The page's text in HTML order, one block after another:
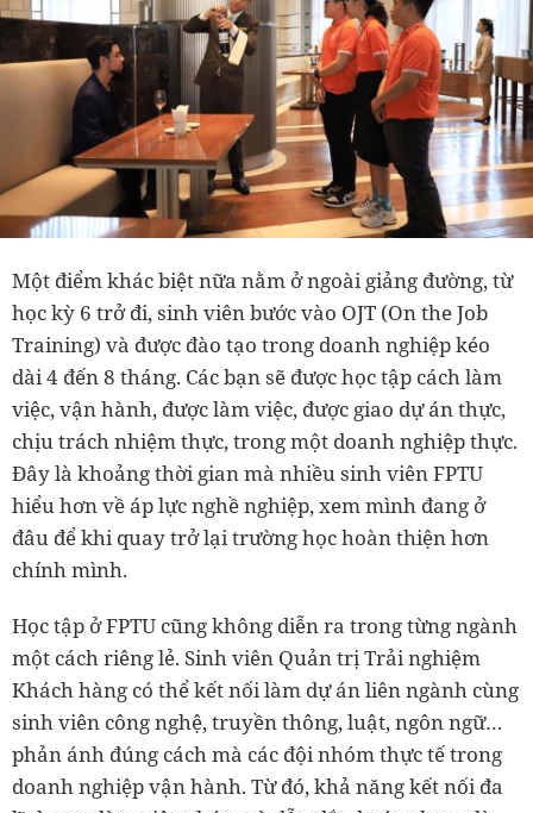
Một điểm khác biệt nữa nằm ở ngoài giảng đường, từ
học kỳ 6 trở đi, sinh viên bước vào OJT (On the Job
Training) và được đào tạo trong doanh nghiệp kéo
dài 4 đến 8 tháng. Các bạn sẽ được học tập cách làm
việc, vận hành, được làm việc, được giao dự án thực,
chịu trách nhiệm thực, trong một doanh nghiệp thực.
Đây là khoảng thời gian mà nhiều sinh viên FPTU
hiểu hơn về áp lực nghề nghiệp, xem mình đang ở
đâu để khi quay trở lại trường học hoàn thiện hơn
chính mình.
Học tập ở FPTU cũng không diễn ra trong từng ngành
một cách riêng lẻ. Sinh viên Quản trị Trải nghiệm
Khách hàng có thể kết nối làm dự án liên ngành cùng
sinh viên công nghệ, truyền thông, luật, ngôn ngữ…
phản ánh đúng cách mà các đội nhóm thực tế trong
doanh nghiệp vận hành. Từ đó, khả năng kết nối đa